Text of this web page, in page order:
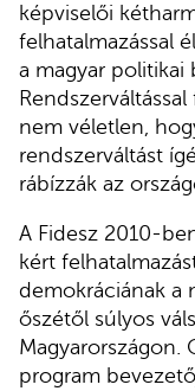
képviselői
felhatalmazással
a magyar politikai
nem véletlen,
rendszerváltást
rábízzák az
A Fidesz 2010-
kért
demokráciának a
őszétől súlyos
Magyarországon.
program